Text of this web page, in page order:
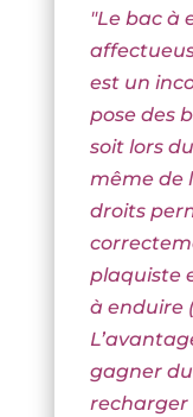
"Le bac à
est un
pose des
soit lors
même de
droits
plaquiste
à enduire
gagner
recharger